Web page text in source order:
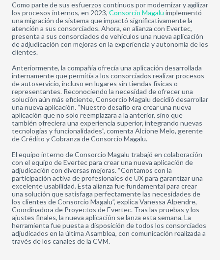
Como parte de sus esfuerzos continuos por modernizar y agilizar
los procesos internos, en 2023, Consorcio Magalu implementó
una migración de sistema que impactó significativamente la
atención a sus consorciados. Ahora, en alianza con Evertec,
presenta a sus consorciados de vehículos una nueva aplicación
de adjudicación con mejoras en la experiencia y autonomía de los
clientes.
Anteriormente, la compañía ofrecía una aplicación desarrollada
internamente que permitía a los consorciados realizar procesos
de autoservicio, incluso en lugares sin tiendas físicas o
representantes. Reconociendo la necesidad de ofrecer una
solución aún más eficiente, Consorcio Magalu decidió desarrollar
una nueva aplicación. “Nuestro desafío era crear una nueva
aplicación que no solo reemplazara a la anterior, sino que
también ofreciera una experiencia superior, integrando nuevas
tecnologías y funcionalidades”, comenta Alcione Melo, gerente
de Crédito y Cobranza de Consorcio Magalu.
El equipo interno de Consorcio Magalu trabajó en colaboración
con el equipo de Evertec para crear una nueva aplicación de
adjudicación con diversas mejoras. “Contamos con la
participación activa de profesionales de UX para garantizar una
excelente usabilidad. Esta alianza fue fundamental para crear
una solución que satisfaga perfectamente las necesidades de
los clientes de Consorcio Magalu”, explica Vanessa Alpendre,
Coordinadora de Proyectos de Evertec. Tras las pruebas y los
ajustes finales, la nueva aplicación se lanza esta semana. La
herramienta fue puesta a disposición de todos los consorciados
adjudicados en la última Asamblea, con comunicación realizada a
través de los canales de la CVM.